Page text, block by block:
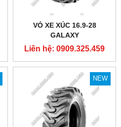
VỎ XE XÚC 16.9-28
GALAXY
Liên hệ: 0909.325.459
NEW